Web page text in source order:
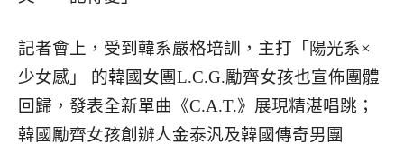
記者會上，受到韓系嚴格培訓，主打「陽光系×
少女感」 的韓國女團L.C.G.勵齊女孩也宣佈團體
回歸，發表全新單曲《C.A.T.》展現精湛唱跳；
韓國勵齊女孩創辦人金泰汎及韓國傳奇男團